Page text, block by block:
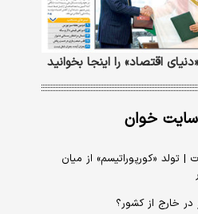
اقتصاد» را اینجا بخوانید
سایت خوان
| تولد «کورپوراتیسم» از میان
در خارج از کشور؟